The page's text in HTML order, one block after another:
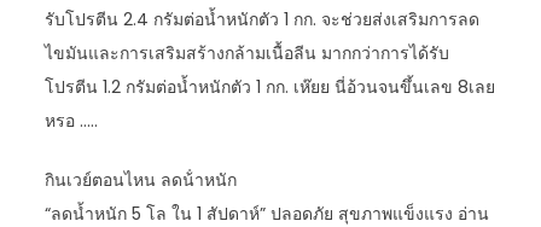
รับโปรตีน 2.4 กรัมต่อน้ำหนักตัว 1 กก. จะช่วยส่งเสริมการลด
ไขมันและการเสริมสร้างกล้ามเนื้อลีน มากกว่าการได้รับ
โปรตีน 1.2 กรัมต่อน้ำหนักตัว 1 กก. เห๊ยย นี่อ้วนจนขึ้นเลข 8เลย
หรอ …..
กินเวย์ตอนไหน ลดน้ําหนัก
“ลดน้ำหนัก 5 โล ใน 1 สัปดาห์” ปลอดภัย สุขภาพแข็งแรง อ่าน